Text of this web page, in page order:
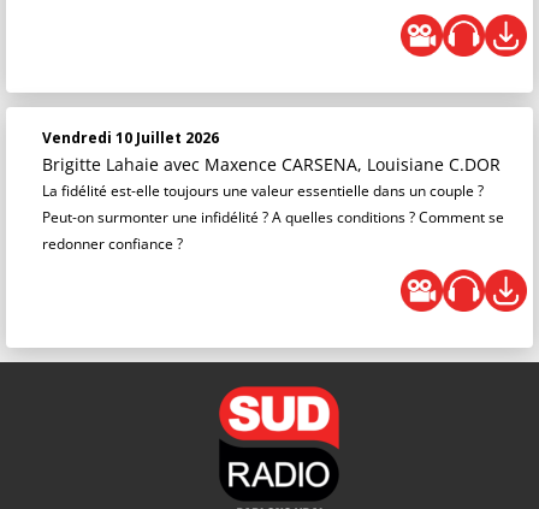
Vendredi 10 Juillet 2026
Brigitte Lahaie avec Maxence CARSENA, Louisiane C.DOR
La fidélité est-elle toujours une valeur essentielle dans un couple ?
Peut-on surmonter une infidélité ? A quelles conditions ? Comment se
redonner confiance ?